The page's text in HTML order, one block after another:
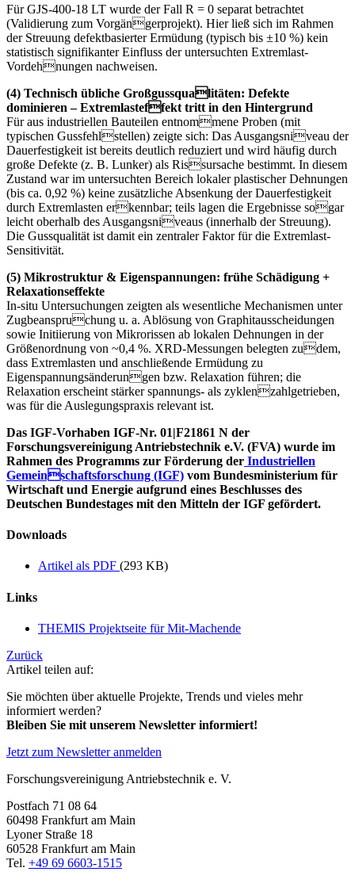
Für GJS-400-18 LT wurde der Fall R = 0 separat betrachtet
(Validierung zum Vorgängerprojekt). Hier ließ sich im Rahmen
der Streuung defektbasierter Ermüdung (typisch bis ±10 %) kein
statistisch signifikanter Einfluss der untersuchten Extremlast-
Vordehnungen nachweisen.
(4) Technisch übliche Großgussqualitäten: Defekte
dominieren – Extremlasteffekt tritt in den Hintergrund
Für aus industriellen Bauteilen entnommene Proben (mit
typischen Gussfehlstellen) zeigte sich: Das Ausgangsniveau der
Dauerfestigkeit ist bereits deutlich reduziert und wird häufig durch
große Defekte (z. B. Lunker) als Rissursache bestimmt. In diesem
Zustand war im untersuchten Bereich lokaler plastischer Dehnungen
(bis ca. 0,92 %) keine zusätzliche Absenkung der Dauerfestigkeit
durch Extremlasten erkennbar; teils lagen die Ergebnisse sogar
leicht oberhalb des Ausgangsniveaus (innerhalb der Streuung).
Die Gussqualität ist damit ein zentraler Faktor für die Extremlast-
Sensitivität.
(5) Mikrostruktur & Eigenspannungen: frühe Schädigung +
Relaxationseffekte
In-situ Untersuchungen zeigten als wesentliche Mechanismen unter
Zugbeanspruchung u. a. Ablösung von Graphitausscheidungen
sowie Initiierung von Mikrorissen ab lokalen Dehnungen in der
Größenordnung von ~0,4 %. XRD-Messungen belegten zudem,
dass Extremlasten und anschließende Ermüdung zu
Eigenspannungsänderungen bzw. Relaxation führen; die
Relaxation erscheint stärker spannungs- als zyklenzahlgetrieben,
was für die Auslegungspraxis relevant ist.
Das IGF-Vorhaben IGF-Nr. 01|F21861 N der
Forschungsvereinigung Antriebstechnik e.V. (FVA) wurde im
Rahmen des Programms zur Förderung der Industriellen
Gemeinschaftsforschung (IGF) vom Bundesministerium für
Wirtschaft und Energie aufgrund eines Beschlusses des
Deutschen Bundestages mit den Mitteln der IGF gefördert.
Downloads
Artikel als PDF (293 KB)
Links
THEMIS Projektseite für Mit-Machende
Zurück
Artikel teilen auf:
Sie möchten über aktuelle Projekte, Trends und vieles mehr
informiert werden?
Bleiben Sie mit unserem Newsletter informiert!
Jetzt zum Newsletter anmelden
Forschungsvereinigung Antriebstechnik e. V.
Postfach 71 08 64
60498 Frankfurt am Main
Lyoner Straße 18
60528 Frankfurt am Main
Tel. +49 69 6603-1515